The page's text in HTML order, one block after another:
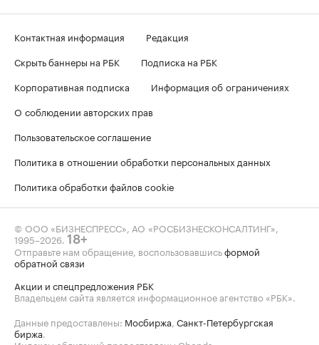
Контактная информация
Редакция
Скрыть баннеры на РБК
Подписка на РБК
Корпоративная подписка
Информация об ограничениях
О соблюдении авторских прав
Пользовательское соглашение
Политика в отношении обработки персональных данных
Политика обработки файлов cookie
© ООО «БИЗНЕСПРЕСС», АО «РОСБИЗНЕСКОНСАЛТИНГ»,
1995–2026 18+
Отправьте нам обращение, воспользовавшисьформой
обратной связи
Акции и спецпредложения РБК
Владельцем сайта является информационное агентство «РБК».
Данные предоставлены: Мосбиржа Санкт-Петербургская
биржа